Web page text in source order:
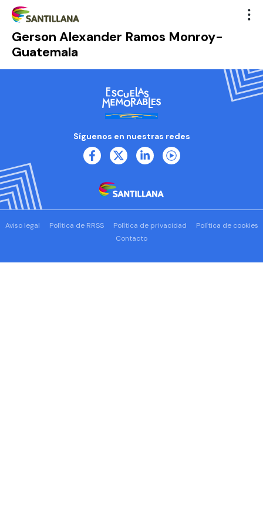
Gerson Alexander Ramos Monroy-
Guatemala
Síguenos en nuestras redes
Aviso legal Política de RRSS Política de privacidad
Política de cookies
Contacto